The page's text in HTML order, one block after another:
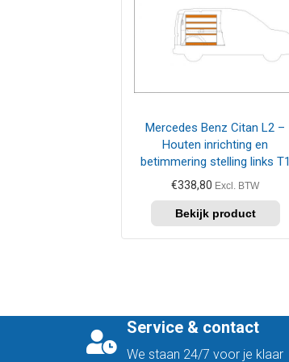
Mercedes Benz Citan L2 –
Houten inrichting en
betimmering stelling links T1
€338,80 Excl. BTW
Service & contact
We staan 24/7 voor je klaar